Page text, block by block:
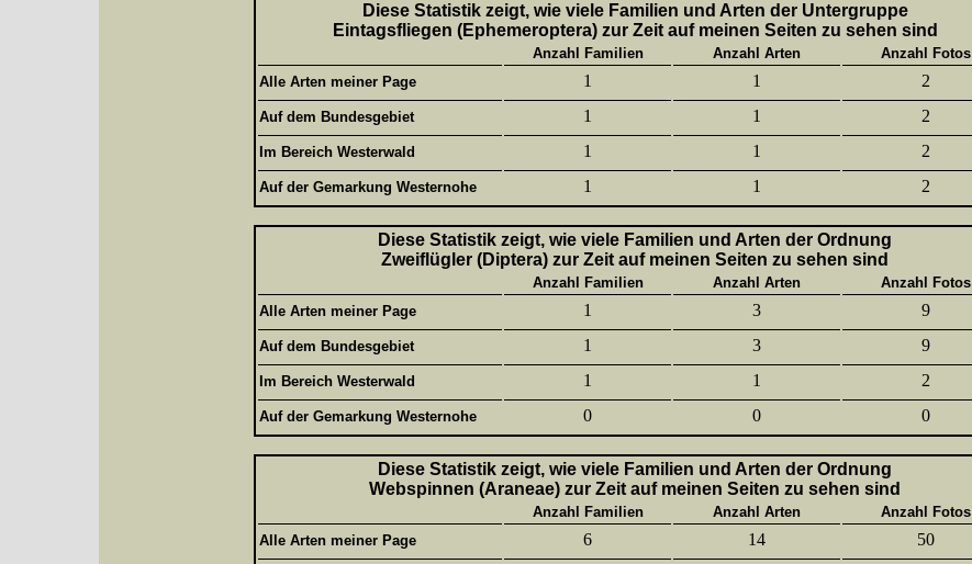
Diese Statistik zeigt, wie viele Familien und Arten der Untergruppe
Eintagsfliegen (Ephemeroptera) zur Zeit auf meinen Seiten zu sehen sind
Anzahl Familien Anzahl Arten
Anzahl Fotos
Alle Arten meiner Page
1 1 2
Auf dem Bundesgebiet 1 1 2
Im Bereich Westerwald 1 1 2
Auf der Gemarkung Westernohe 1 1 2
Diese Statistik zeigt, wie viele Familien und Arten der Ordnung
Zweiflügler (Diptera) zur Zeit auf meinen Seiten zu sehen sind
Anzahl Familien Anzahl Arten
Anzahl Fotos
Alle Arten meiner Page
1 3 9
Auf dem Bundesgebiet 1 3 9
Im Bereich Westerwald 1 1 2
Auf der Gemarkung Westernohe 0 0 0
Diese Statistik zeigt, wie viele Familien und Arten der Ordnung
Webspinnen (Araneae) zur Zeit auf meinen Seiten zu sehen sind
Anzahl Familien Anzahl Arten
Anzahl Fotos
Alle Arten meiner Page
6 14 50